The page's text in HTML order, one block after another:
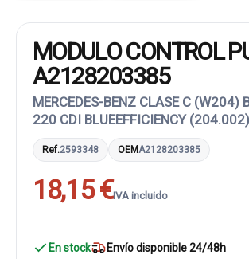
MODULO CONTROL
A2128203385
MERCEDES-BENZ CLASE C (W204)
220 CDI BLUEEFFICIENCY (204.002)
Ref.2593348 OEMA2128203385
18,15 €IVA incluido
En stock Envío disponible 24/48h